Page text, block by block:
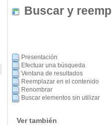
Buscar y
Presentación
Efectuar una búsqueda
Ventana de resultados
Reemplazar en el contenido
Renombrar
Buscar elementos sin utilizar
Ver también